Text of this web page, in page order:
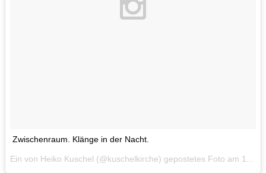
Zwischenraum. Klänge in der Nacht.
Ein von Heiko Kuschel (@kuschelkirche) gepostetes Foto am 11. Dez 2015 um 14:45 Uhr